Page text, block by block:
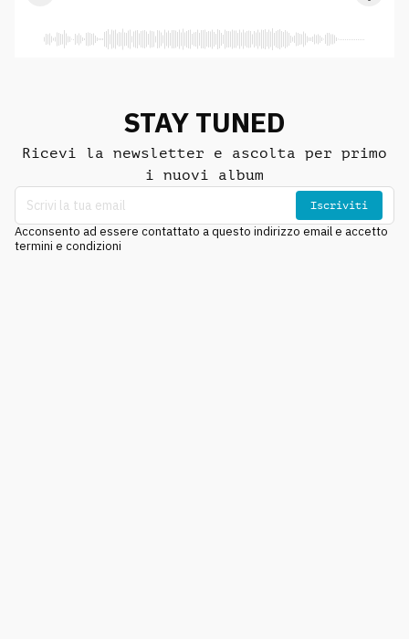
STAY TUNED
Ricevi la newsletter e ascolta per primo
i nuovi album
Iscriviti
Acconsento ad essere contattato a questo indirizzo email e accetto
termini e condizioni